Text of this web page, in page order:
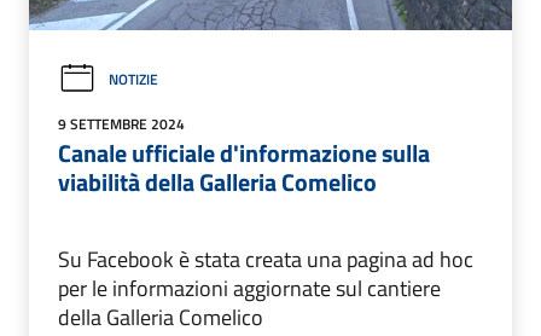
NOTIZIE
9 SETTEMBRE 2024
Canale ufficiale d'informazione sulla
viabilità della Galleria Comelico
Su Facebook è stata creata una pagina ad hoc
per le informazioni aggiornate sul cantiere
della Galleria Comelico